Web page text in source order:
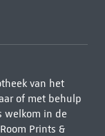
van het
of met behulp
welkom in de
Prints &